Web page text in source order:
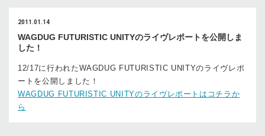
2011.01.14
WAGDUG FUTURISTIC UNITYのライヴレポートを公開しま
した！
12/17に行われたWAGDUG FUTURISTIC UNITYのライヴレポ
ートを公開しました！
WAGDUG FUTURISTIC UNITYのライヴレポートはコチラか
ら